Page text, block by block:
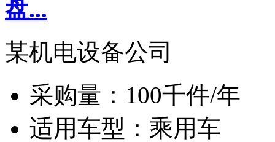
盘...
某机电设备公司
采购量： 100千件/年
适用车型： 乘用车